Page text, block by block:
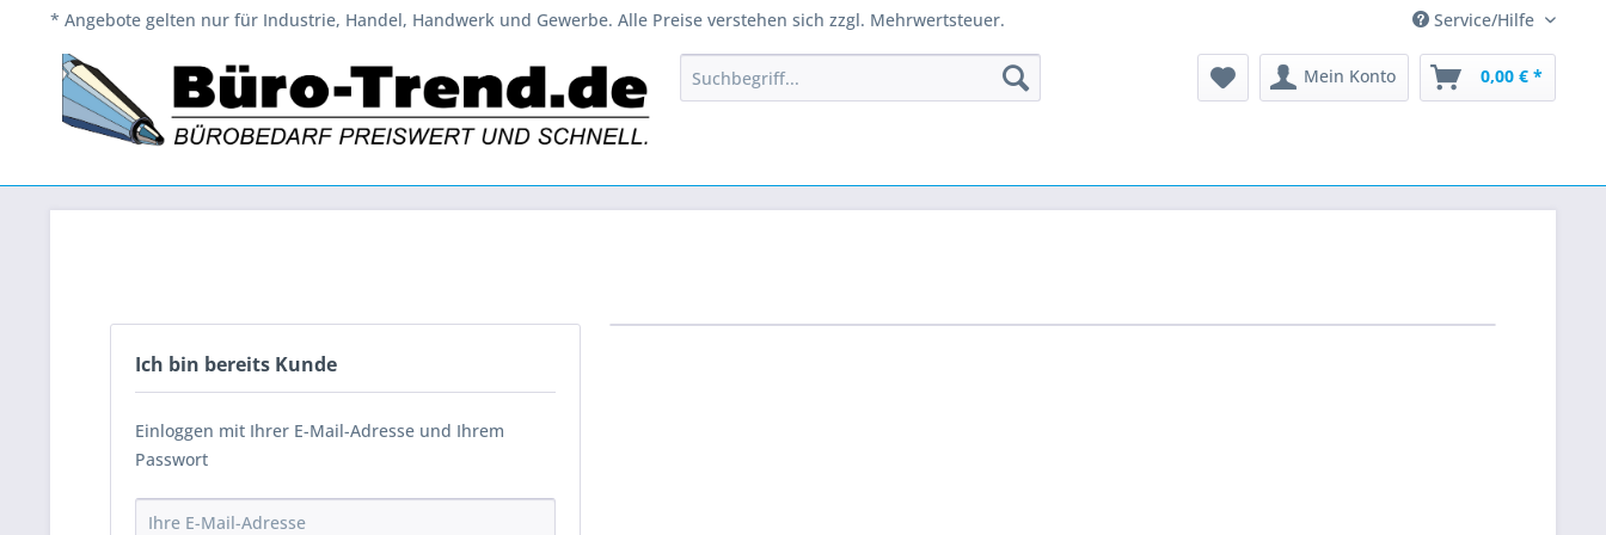
* Angebote gelten nur für Industrie, Handel, Handwerk und Gewerbe. Alle Preise verstehen sich zzgl. Mehrwertsteuer. Service/Hilfe
Mein Konto 0,00 € *
Ich bin bereits Kunde
Einloggen mit Ihrer E-Mail-Adresse und Ihrem
Passwort